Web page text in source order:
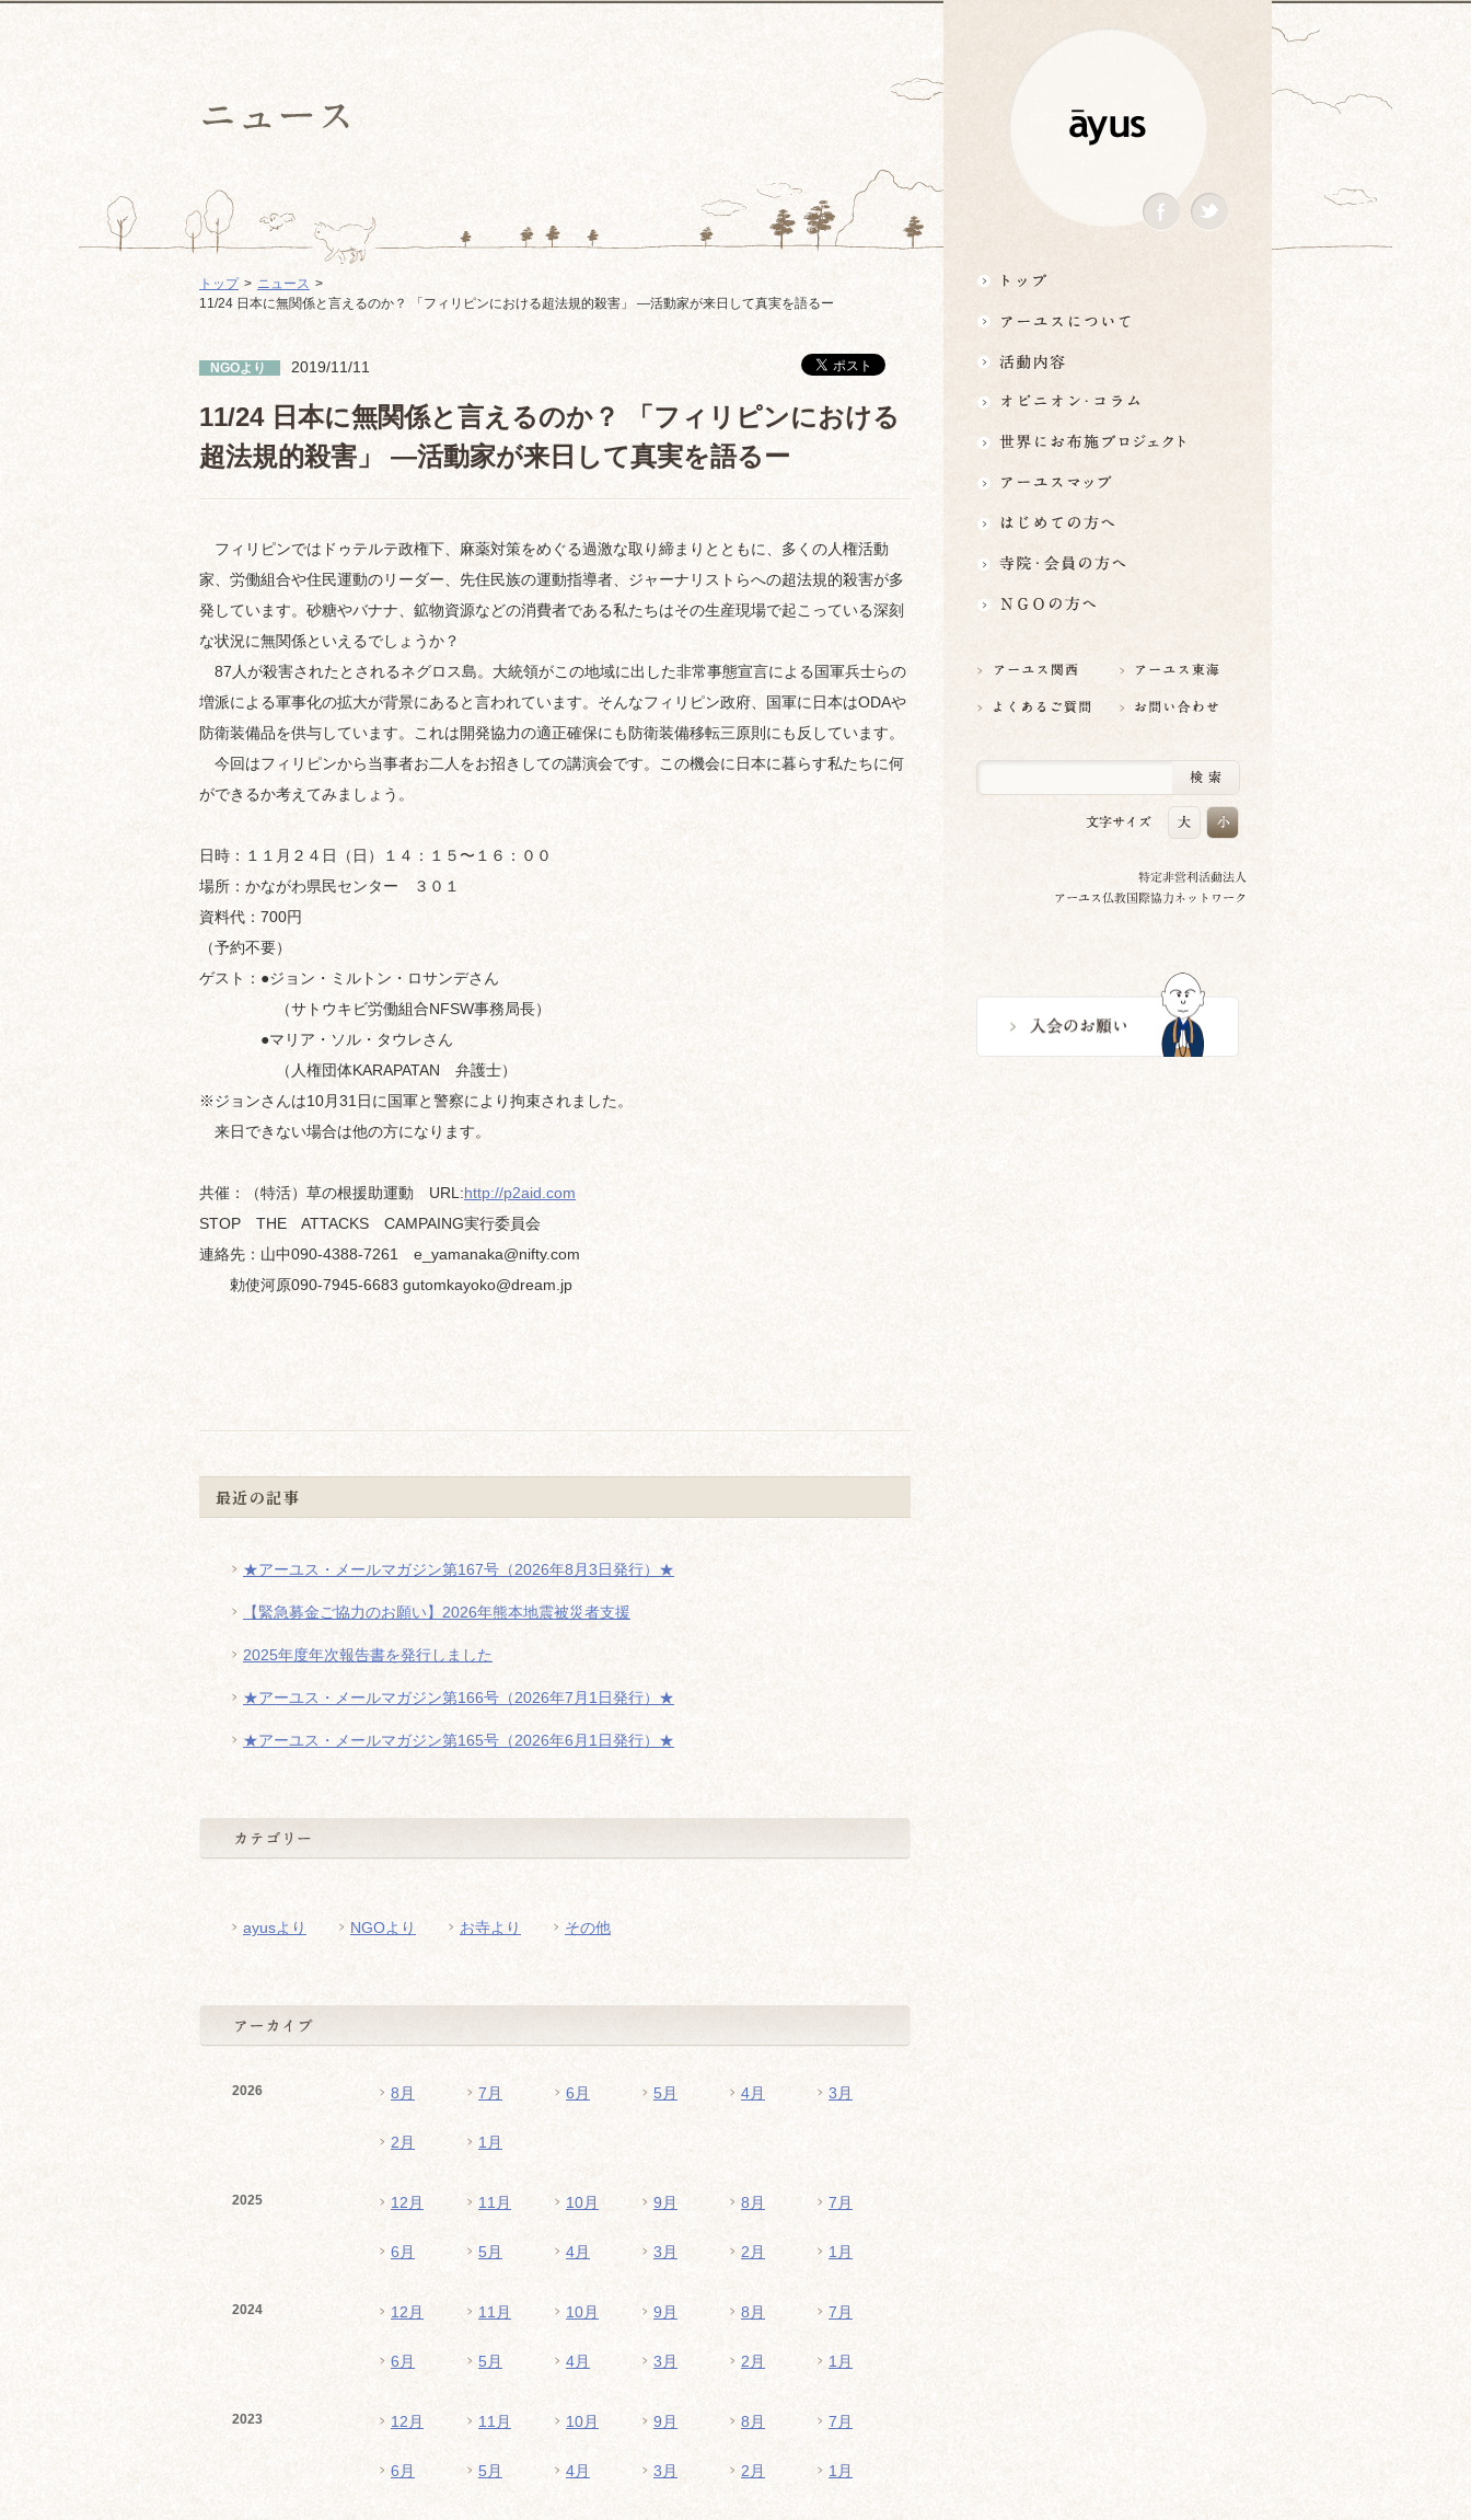
トップ
ニュース
11/24 日本に無関係と言えるのか？ 「フィリピンにおける超法規的殺害」 —活動家が来日して真実を語るー
NGOより 2019/11/11
11/24 日本に無関係と言えるのか？ 「フィリピンにおける
超法規的殺害」 —活動家が来日して真実を語るー
フィリピンではドゥテルテ政権下、麻薬対策をめぐる過激な取り締まりとともに、多くの人権活動
家、労働組合や住民運動のリーダー、先住民族の運動指導者、ジャーナリストらへの超法規的殺害が多
発しています。砂糖やバナナ、鉱物資源などの消費者である私たちはその生産現場で起こっている深刻
な状況に無関係といえるでしょうか？
87人が殺害されたとされるネグロス島。大統領がこの地域に出した非常事態宣言による国軍兵士らの
増派による軍事化の拡大が背景にあると言われています。そんなフィリピン政府、国軍に日本はODAや
防衛装備品を供与しています。これは開発協力の適正確保にも防衛装備移転三原則にも反しています。
今回はフィリピンから当事者お二人をお招きしての講演会です。この機会に日本に暮らす私たちに何
ができるか考えてみましょう。
日時：１１月２４日（日）１４：１５〜１６：００
場所：かながわ県民センター ３０１
資料代：700円
（予約不要）
ゲスト：●ジョン・ミルトン・ロサンデさん
（サトウキビ労働組合NFSW事務局長）
●マリア・ソル・タウレさん
（人権団体KARAPATAN 弁護士）
※ジョンさんは10月31日に国軍と警察により拘束されました。
来日できない場合は他の方になります。
共催：（特活）草の根援助運動 URL:http://p2aid.com
STOP THE ATTACKS CAMPAING実行委員会
連絡先：山中090-4388-7261 e_yamanaka@nifty.com
勅使河原090-7945-6683 gutomkayoko@dream.jp
最近の記事
★アーユス・メールマガジン第167号（2026年8月3日発行）★
【緊急募金ご協力のお願い】2026年熊本地震被災者支援
2025年度年次報告書を発行しました
★アーユス・メールマガジン第166号（2026年7月1日発行）★
★アーユス・メールマガジン第165号（2026年6月1日発行）★
ayusより NGOより お寺より その他
2026 8月 7月 6月 5月 4月 3月
2月 1月
2025 12月 11月 10月 9月 8月 7月
6月 5月 4月 3月 2月 1月
2024 12月 11月 10月 9月 8月 7月
6月 5月 4月 3月 2月 1月
2023 12月 11月 10月 9月 8月 7月
6月 5月 4月 3月 2月 1月